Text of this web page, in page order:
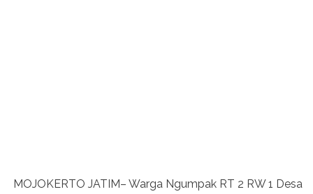
MOJOKERTO JATIM– Warga Ngumpak RT 2 RW 1 Desa